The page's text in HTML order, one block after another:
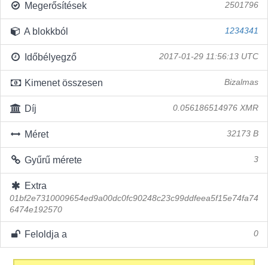
Megerősítések 2501796
A blokkból 1234341
Időbélyegző 2017-01-29 11:56:13 UTC
Kimenet összesen Bizalmas
Díj 0.056186514976 XMR
Méret 32173 B
Gyűrű mérete 3
Extra
01bf2e7310009654ed9a00dc0fc90248c23c99ddfeea5f15e74fa74
6474e192570
Feloldja a 0